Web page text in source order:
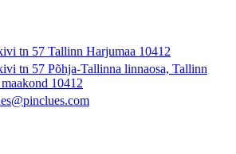
tn 57 Tallinn Harjumaa 10412
tn 57 Põhja-Tallinna linnaosa, Tallinn
10412